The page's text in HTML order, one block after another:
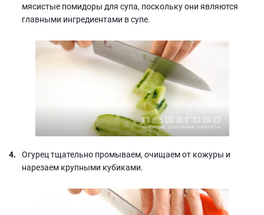
мясистые помидоры для супа, поскольку они являются
главными ингредиентами в супе.
Огурец тщательно промываем, очищаем от кожуры и
нарезаем крупными кубиками.